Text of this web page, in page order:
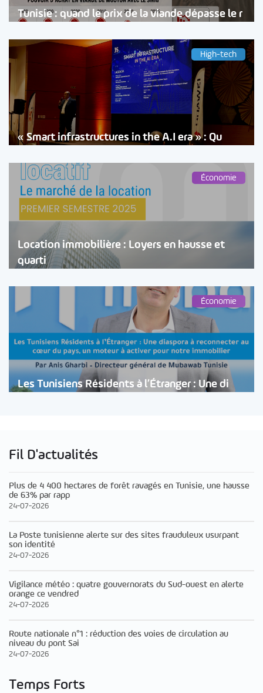
Tunisie : quand le prix de la viande dépasse le r
High-tech
« Smart infrastructures in the A.I era » : Qu
Économie
Location immobilière : Loyers en hausse et
quarti
Économie
Les Tunisiens Résidents à l’Étranger : Une di
Fil D'actualités
Plus de 4 400 hectares de forêt ravagés en Tunisie, une hausse
de 63% par rapp
24-07-2026
La Poste tunisienne alerte sur des sites frauduleux usurpant
son identité
24-07-2026
Vigilance météo : quatre gouvernorats du Sud-ouest en alerte
orange ce vendred
24-07-2026
Route nationale n°1 : réduction des voies de circulation au
niveau du pont Sai
24-07-2026
Temps Forts